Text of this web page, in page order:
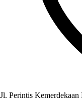
Jl. Perintis